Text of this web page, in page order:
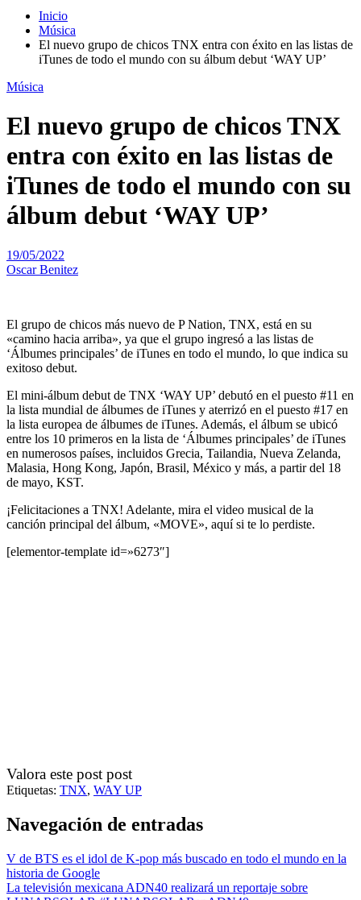
Inicio
Música
El nuevo grupo de chicos TNX entra con éxito en las listas de
iTunes de todo el mundo con su álbum debut ‘WAY UP’
Música
El nuevo grupo de chicos TNX
entra con éxito en las listas de
iTunes de todo el mundo con su
álbum debut ‘WAY UP’
19/05/2022
Oscar Benitez
El grupo de chicos más nuevo de P Nation, TNX, está en su
«camino hacia arriba», ya que el grupo ingresó a las listas de
‘Álbumes principales’ de iTunes en todo el mundo, lo que indica su
exitoso debut.
El mini-álbum debut de TNX ‘WAY UP’ debutó en el puesto #11 en
la lista mundial de álbumes de iTunes y aterrizó en el puesto #17 en
la lista europea de álbumes de iTunes. Además, el álbum se ubicó
entre los 10 primeros en la lista de ‘Álbumes principales’ de iTunes
en numerosos países, incluidos Grecia, Tailandia, Nueva Zelanda,
Malasia, Hong Kong, Japón, Brasil, México y más, a partir del 18
de mayo, KST.
¡Felicitaciones a TNX! Adelante, mira el video musical de la
canción principal del álbum, «MOVE», aquí si te lo perdiste.
[elementor-template id=»6273″]
Valora este post post
Etiquetas: TNX, WAY UP
Navegación de entradas
V de BTS es el idol de K-pop más buscado en todo el mundo en la
historia de Google
La televisión ​​mexicana ADN40 realizará un reportaje sobre